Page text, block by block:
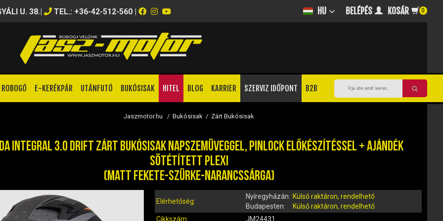
U. 38.| TEL.: +36-42-512-560 | HU BELÉPÉS KOSÁR 0
ROBOGÓ E-KERÉKPÁR UTÁNFUTÓ BUKÓSISAK HITEL BLOG KARRIER SZERVIZ IDŐPONT B2B
Jaszmotor.hu /Bukósisak / Zárt Bukósisak
INTEGRAL 3.0 DRIFT ZÁRT BUKÓSISAK NAPSZEMÜVEGGEL, PINLOCK ELŐKÉSZÍTÉSSEL + AJÁNDÉK
SÖTÉTÍTETT PLEXI
(MATT FEKETE-SZÜRKE-NARANCSSÁRGA)
Elérhetőség:
Nyíregyházán: Külső raktáron, rendelhető
Budapesten:
Külső raktáron, rendelhető
Cikkszám:
JM24431